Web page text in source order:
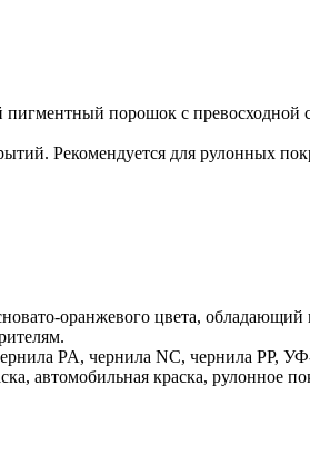
порошок с превосходной
Рекомендуется для рулонных
оранжевого цвета,
PA, чернила NC, чернила PP,
автомобильная краска, рулонное